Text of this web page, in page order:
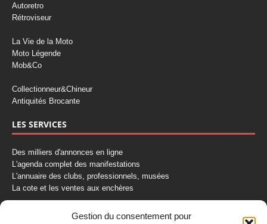
Gestion du consentement pour
Autoretro
Rétroviseur
La Vie de la Moto
Moto Légende
Mob&Co
Collectionneur&Chineur
Antiquités Brocante
LES SERVICES
Des milliers d'annonces en ligne
L'agenda complet des manifestations
L'annuaire des clubs, professionnels, musées
La cote et les ventes aux enchères
La Boutique du Collectionneur